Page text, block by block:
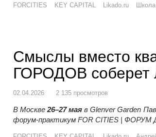
FORCITIES KEY CAPITAL Likado.ru
Смыслы вместо
ГОРОДОВ соберет
02.04.2026 2 135 просмотров
В Москве26–27 мая в Glenver Garden
форум-практикум FOR CITIES |